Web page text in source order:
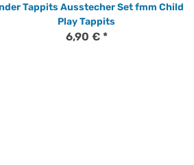
Tappits Ausstecher Set fmm Child
Play Tappits
6,90 € *